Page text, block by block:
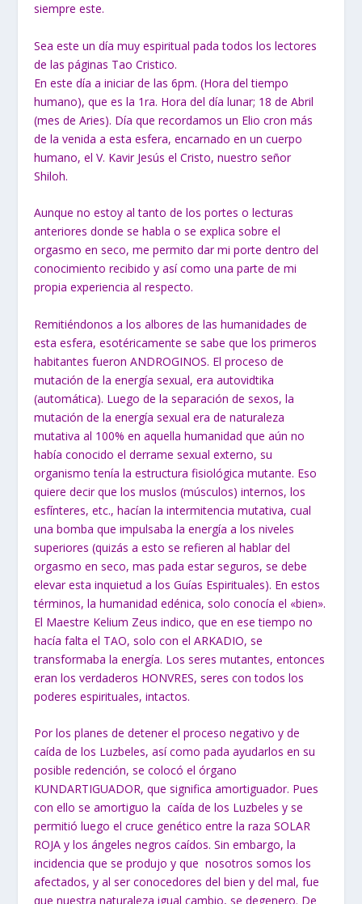
siempre este.
Sea este un día muy espiritual pada todos los lectores
de las páginas Tao Cristico.
En este día a iniciar de las 6pm. (Hora del tiempo
humano), que es la 1ra. Hora del día lunar; 18 de Abril
(mes de Aries). Día que recordamos un Elio cron más
de la venida a esta esfera, encarnado en un cuerpo
humano, el V. Kavir Jesús el Cristo, nuestro señor
Shiloh.
Aunque no estoy al tanto de los portes o lecturas
anteriores donde se habla o se explica sobre el
orgasmo en seco, me permito dar mi porte dentro del
conocimiento recibido y así como una parte de mi
propia experiencia al respecto.
Remitiéndonos a los albores de las humanidades de
esta esfera, esotéricamente se sabe que los primeros
habitantes fueron ANDROGINOS. El proceso de
mutación de la energía sexual, era autovidtika
(automática). Luego de la separación de sexos, la
mutación de la energía sexual era de naturaleza
mutativa al 100% en aquella humanidad que aún no
había conocido el derrame sexual externo, su
organismo tenía la estructura fisiológica mutante. Eso
quiere decir que los muslos (músculos) internos, los
esfínteres, etc., hacían la intermitencia mutativa, cual
una bomba que impulsaba la energía a los niveles
superiores (quizás a esto se refieren al hablar del
orgasmo en seco, mas pada estar seguros, se debe
elevar esta inquietud a los Guías Espirituales). En estos
términos, la humanidad edénica, solo conocía el «bien».
El Maestre Kelium Zeus indico, que en ese tiempo no
hacía falta el TAO, solo con el ARKADIO, se
transformaba la energía. Los seres mutantes, entonces
eran los verdaderos HONVRES, seres con todos los
poderes espirituales, intactos.
Por los planes de detener el proceso negativo y de
caída de los Luzbeles, así como pada ayudarlos en su
posible redención, se colocó el órgano
KUNDARTIGUADOR, que significa amortiguador. Pues
con ello se amortiguo la caída de los Luzbeles y se
permitió luego el cruce genético entre la raza SOLAR
ROJA y los ángeles negros caídos. Sin embargo, la
incidencia que se produjo y que nosotros somos los
afectados, y al ser conocedores del bien y del mal, fue
que nuestra naturaleza igual cambio, se degenero. De